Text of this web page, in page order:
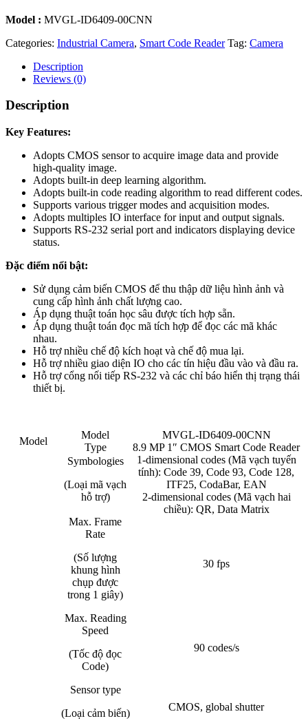
Model : MVGL-ID6409-00CNN
Categories: Industrial Camera, Smart Code Reader Tag: Camera
Description
Reviews (0)
Description
Key Features:
Adopts CMOS sensor to acquire image data and provide
high-quality image.
Adopts built-in deep learning algorithm.
Adopts built-in code reading algorithm to read different codes.
Supports various trigger modes and acquisition modes.
Adopts multiples IO interface for input and output signals.
Supports RS-232 serial port and indicators displaying device
status.
Đặc điểm nổi bật:
Sử dụng cảm biến CMOS để thu thập dữ liệu hình ảnh và
cung cấp hình ảnh chất lượng cao.
Áp dụng thuật toán học sâu được tích hợp sẵn.
Áp dụng thuật toán đọc mã tích hợp để đọc các mã khác
nhau.
Hỗ trợ nhiều chế độ kích hoạt và chế độ mua lại.
Hỗ trợ nhiều giao diện IO cho các tín hiệu đầu vào và đầu ra.
Hỗ trợ cổng nối tiếp RS-232 và các chỉ báo hiển thị trạng thái
thiết bị.
Model
Model
MVGL-ID6409-00CNN
Type
8.9 MP 1″ CMOS Smart Code Reader
Symbologies
(Loại mã vạch
hỗ trợ)
1-dimensional codes (Mã vạch tuyến
tính): Code 39, Code 93, Code 128,
ITF25, CodaBar, EAN
2-dimensional codes (Mã vạch hai
chiều): QR, Data Matrix
Max. Frame
Rate
(Số lượng
khung hình
chụp được
trong 1 giây)
30 fps
Max. Reading
Speed
(Tốc độ đọc
Code)
90 codes/s
Sensor type
(Loại cảm biến)
CMOS, global shutter